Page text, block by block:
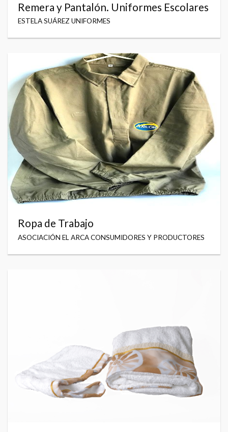
Remera y Pantalón. Uniformes Escolares
ESTELA SUÁREZ UNIFORMES
Ropa de Trabajo
ASOCIACIÓN EL ARCA CONSUMIDORES Y PRODUCTORES